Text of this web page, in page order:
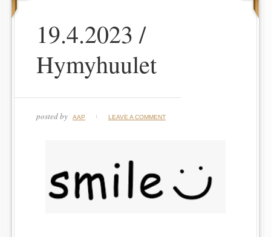
19.4.2023 /
Hymyhuulet
posted by AAP LEAVE A COMMENT